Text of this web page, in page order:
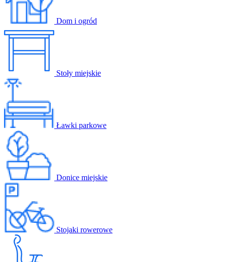
Dom i ogród
Stoły miejskie
Ławki parkowe
Donice miejskie
Stojaki rowerowe